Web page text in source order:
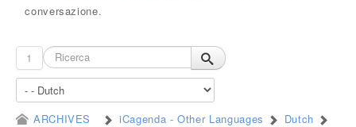
conversazione.
1
ARCHIVES iCagenda - Other Languages
Dutch